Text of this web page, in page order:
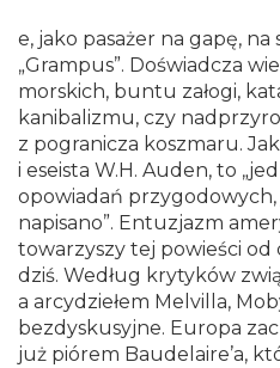
e, jako pasażer na gapę,
„Grampus”. Doświadcza
morskich, buntu załogi,
kanibalizmu, czy
z pogranicza koszmaru.
i eseista W.H. Auden, to
opowiadań
napisano”. Entuzjazm
towarzyszy tej powieści od
dziś. Według krytyków
a arcydziełem Melvilla,
bezdyskusyjne. Europa
już piórem Baudelaire’a,